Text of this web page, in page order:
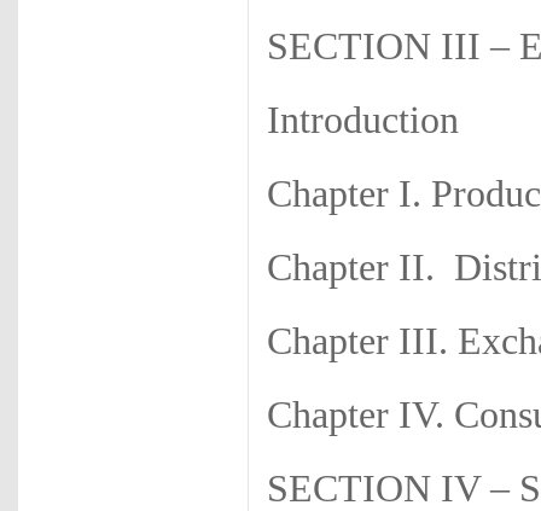
SECTION III –
Introduction
Chapter I.
Chapter II.
Chapter III.
Chapter IV.
SECTION IV –